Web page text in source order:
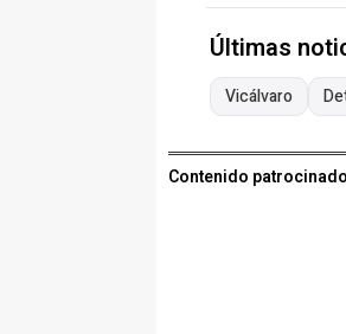
Últimas
Vicálvaro
Contenido patrocinado